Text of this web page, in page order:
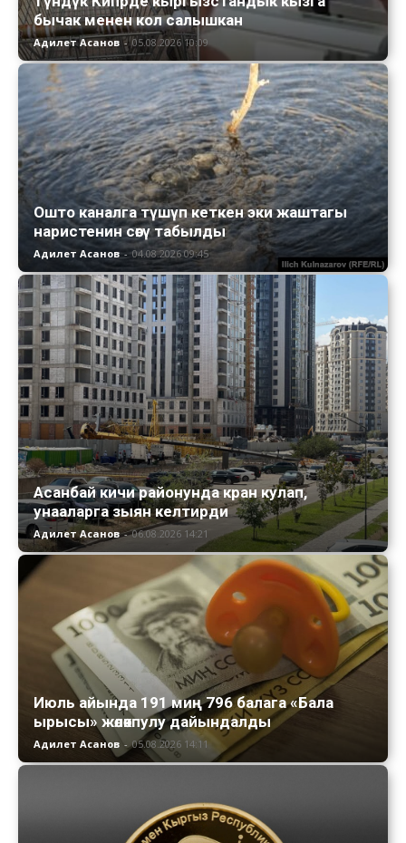
бычак менен кол салышкан
Адилет Асанов - 05.08.2026 10:09
Ошто каналга түшүп кеткен эки жаштагы
наристенин сөөгү табылды
Адилет Асанов - 04.08.2026 09:45
Асанбай кичи районунда кран кулап,
унааларга зыян келтирди
Адилет Асанов - 06.08.2026 14:21
Июль айында 191 миң 796 балага «Бала
ырысы» жөлөкпулу дайындалды
Адилет Асанов - 05.08.2026 14:11